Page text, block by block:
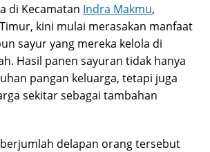
di Kecamatan Indra Makmu,
kini mulai merasakan manfaat
sayur yang mereka kelola di
Hasil panen sayuran tidak hanya
pangan keluarga, tetapi juga
sekitar sebagai tambahan
delapan orang tersebut